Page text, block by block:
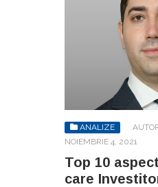
ANALIZE
NOIEMBRIE 4, 2021
Top 10
care